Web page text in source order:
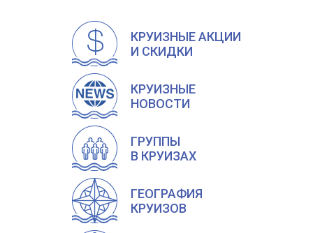
КРУИЗНЫЕ АКЦИИ
И СКИДКИ
КРУИЗНЫЕ
НОВОСТИ
ГРУППЫ
В КРУИЗАХ
ГЕОГРАФИЯ
КРУИЗОВ